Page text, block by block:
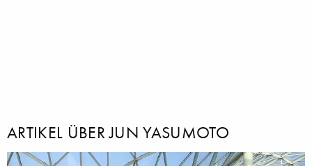
ARTIKEL ÜBER JUN YASUMOTO